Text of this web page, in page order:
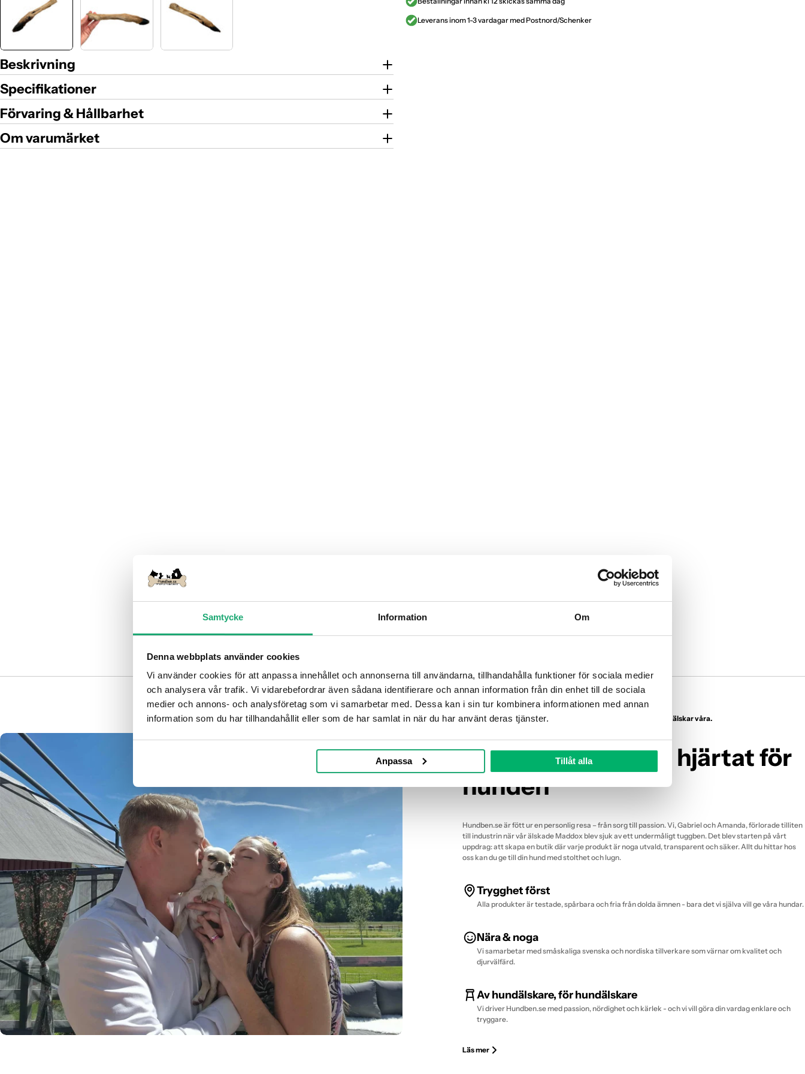
Samtycke Information Om
Denna webbplats använder cookies
Vi använder cookies för att anpassa innehållet och annonserna till användarna, tillhandahålla funktioner för sociala medier
och analysera vår trafik. Vi vidarebefordrar även sådana identifierare och annan information från din enhet till de sociala
medier och annons- och analysföretag som vi samarbetar med. Dessa kan i sin tur kombinera informationen med annan
information som du har tillhandahållit eller som de har samlat in när du har använt deras tjänster.
Anpassa Tillåt alla
Beskrivning
Specifikationer
Förvaring & Hållbarhet
Om varumärket
Leverans inom 1-3 vardagar med Postnord/Schenker
En trygg plats för dig som älskar din hund - lika mycket som vi älskar våra.
Hundben.se - med hjärtat för
hunden
Hundben.se är fött ur en personlig resa – från sorg till passion. Vi, Gabriel och Amanda, förlorade tilliten
till industrin när vår älskade Maddox blev sjuk av ett undermåligt tuggben. Det blev starten på vårt
uppdrag: att skapa en butik där varje produkt är noga utvald, transparent och säker. Allt du hittar hos
oss kan du ge till din hund med stolthet och lugn.
Trygghet först
Alla produkter är testade, spårbara och fria från dolda ämnen - bara det vi själva vill ge våra hundar.
Nära & noga
Vi samarbetar med småskaliga svenska och nordiska tillverkare som värnar om kvalitet och
djurvälfärd.
Av hundälskare, för hundälskare
Vi driver Hundben.se med passion, nördighet och kärlek - och vi vill göra din vardag enklare och
tryggare.
Läs mer